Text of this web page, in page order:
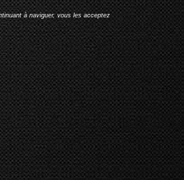
à naviguer, vous les acceptez